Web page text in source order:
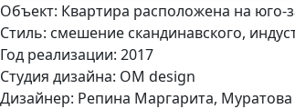
Объект: Квартира расположена на
Стиль: смешение скандинавского,
Год реализации: 2017
Студия дизайна: OM design
Дизайнер: Репина Маргарита,